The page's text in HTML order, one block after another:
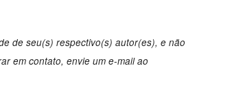
de seu(s) respectivo(s) autor(es), e não
em contato, envie um e-mail ao